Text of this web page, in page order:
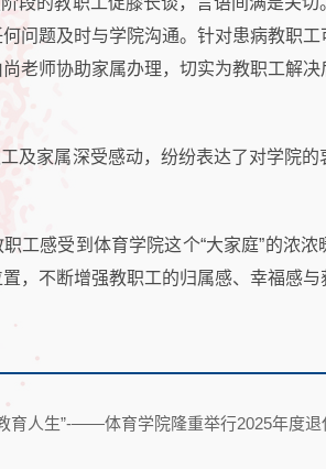
问题及时与学院沟通。针对患病教职
老师协助家属办理，切实为教职工解
及家属深受感动，纷纷表达了对学院
工感受到体育学院这个“大家庭”的浓
，不断增强教职工的归属感、幸福感与
育人生”-——体育学院隆重举行2025年度退